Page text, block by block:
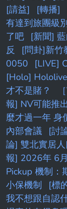
[請益]
[轉播]
有達到旅團級
了吧
[新聞]
反
[問卦]新竹
0050
[LIVE]
[Holo]
才不是賭？
報] NV可能推
麼才過一年 身
內部會議
[討
論] 雙北實居
報] 2026年 6
Pickup 機制：
小保機制
[標
我不想跟自認